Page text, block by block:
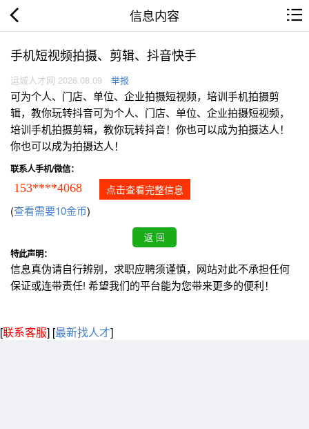
信息内容
手机短视频拍摄、剪辑、抖音快手
运城人才网 2026.08.09 举报
可为个人、门店、单位、企业拍摄短视频，培训手机拍摄剪
辑，教你玩转抖音可为个人、门店、单位、企业拍摄短视频，
培训手机拍摄剪辑，教你玩转抖音！你也可以成为拍摄达人！
你也可以成为拍摄达人！
联系人手机/微信：
153****4068 点击查看完整信息
(查看需要10金币)
特此声明：
信息真伪请自行辨别，求职应聘须谨慎，网站对此不承担任何
保证或连带责任! 希望我们的平台能为您带来更多的便利！
[联系客服] [最新找人才]